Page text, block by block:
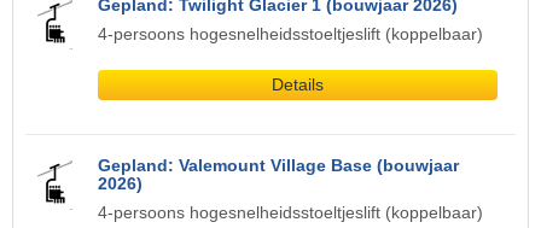
Gepland: Twilight Glacier 1 (bouwjaar 2026)
4-persoons hogesnelheidsstoeltjeslift (koppelbaar)
Details
Gepland: Valemount Village Base (bouwjaar
2026)
4-persoons hogesnelheidsstoeltjeslift (koppelbaar)